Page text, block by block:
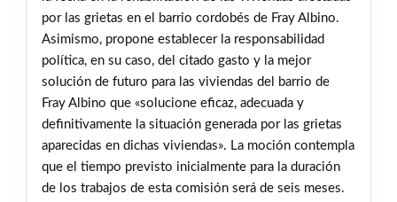
por las grietas en el barrio cordobés de Fray Albino.
Asimismo, propone establecer la responsabilidad
política, en su caso, del citado gasto y la mejor
solución de futuro para las viviendas del barrio de
Fray Albino que «solucione eficaz, adecuada y
definitivamente la situación generada por las grietas
aparecidas en dichas viviendas». La moción contempla
que el tiempo previsto inicialmente para la duración
de los trabajos de esta comisión será de seis meses.